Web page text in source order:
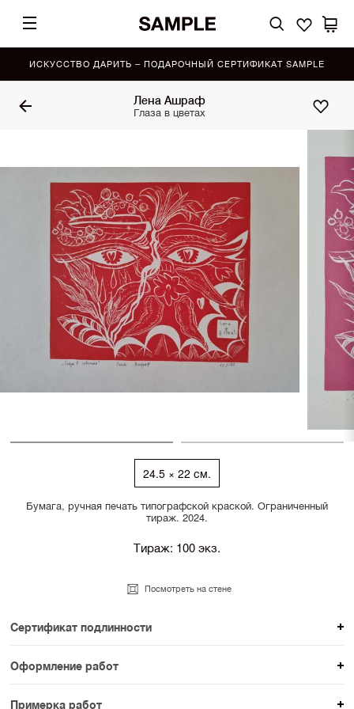
ИСКУССТВО ДАРИТЬ – ПОДАРОЧНЫЙ СЕРТИФИКАТ SAMPLE
Лена Ашраф
Глаза в цветах
24.5 × 22 см.
Бумага, ручная печать типографской краской. Ограниченный
тираж. 2024.
Тираж: 100 экз.
Посмотреть на стене
Сертификат подлинности
К каждому авторскому произведению мы
прикладываем сертификат подлинности. Для товаров
раздела SAMPLE СЕРИЯ сертификаты не
Оформление работ
При покупке произведения вы можете выбрать и
Примерка работ